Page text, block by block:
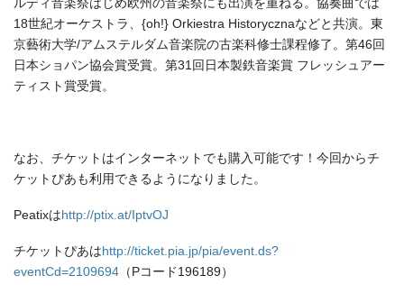
ルディ音楽祭はじめ欧州の音楽祭にも出演を重ねる。協奏曲では
18世紀オーケストラ、{oh!} Orkiestra Historycznaなどと共演。東
京藝術大学/アムステルダム音楽院の古楽科修士課程修了。第46回
日本ショパン協会賞受賞。第31回日本製鉄音楽賞 フレッシュアー
ティスト賞受賞。
なお、チケットはインターネットでも購入可能です！今回からチ
ケットぴあも利用できるようになりました。
Peatixはhttp://ptix.at/IptvOJ
チケットぴあはhttp://ticket.pia.jp/pia/event.ds?
eventCd=2109694 （Pコード196189）